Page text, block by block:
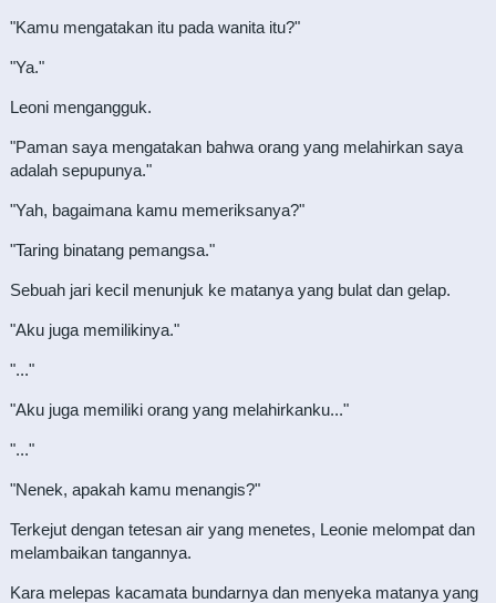
"Kamu mengatakan itu pada wanita itu?"
"Ya."
Leoni mengangguk.
"Paman saya mengatakan bahwa orang yang melahirkan saya
adalah sepupunya."
"Yah, bagaimana kamu memeriksanya?"
"Taring binatang pemangsa."
Sebuah jari kecil menunjuk ke matanya yang bulat dan gelap.
"Aku juga memilikinya."
"..."
"Aku juga memiliki orang yang melahirkanku..."
"..."
"Nenek, apakah kamu menangis?"
Terkejut dengan tetesan air yang menetes, Leonie melompat dan
melambaikan tangannya.
Kara melepas kacamata bundarnya dan menyeka matanya yang